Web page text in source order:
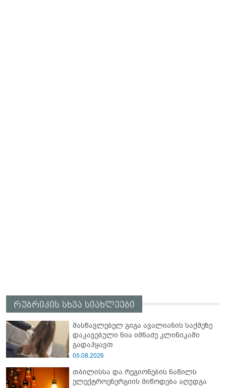
რუბრიკის სხვა სიახლეები
მასწავლებელ გიგა ავალიანის საქმეზე
დაკავებული ნია იმნაძე კლინიკაში
გადაჰყავთ
05.08.2026
თბილისსა და რეგიონების ნაწილს
ელექტროენერგიის მიწოდება აღუდგა